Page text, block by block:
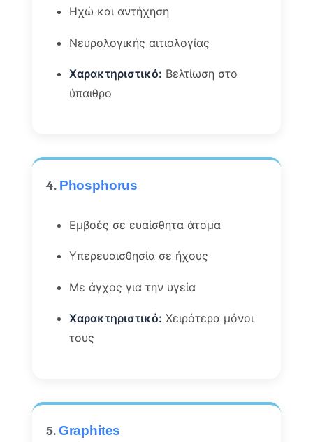
Ηχώ και αντήχηση
Νευρολογικής αιτιολογίας
Χαρακτηριστικό: Βελτίωση στο
ύπαιθρο
4. Phosphorus
Εμβοές σε ευαίσθητα άτομα
Υπερευαισθησία σε ήχους
Με άγχος για την υγεία
Χαρακτηριστικό: Χειρότερα μόνοι
τους
5.Graphites